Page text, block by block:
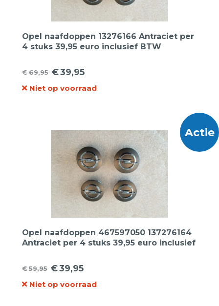
Opel naafdoppen 13276166 Antraciet per
4 stuks 39,95 euro inclusief BTW
€69,95
Oorspronkelijke
prijs
€39,95
Huidige
prijs
Niet op voorraad
Actie
Opel naafdoppen 467597050 137276164
Antraciet per 4 stuks 39,95 euro inclusief
€59,95
Oorspronkelijke
prijs
€39,95
Huidige
prijs
Niet op voorraad